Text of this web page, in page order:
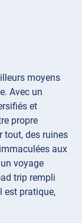
moyens
Avec un
et
propre
tout, des ruines
aux
voyage
trip rempli
est pratique,